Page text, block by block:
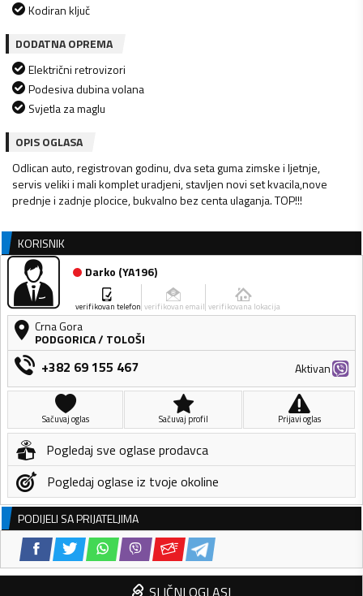
Kodiran ključ
DODATNA OPREMA
Električni retrovizori
Podesiva dubina volana
Svjetla za maglu
OPIS OGLASA
Odlican auto, registrovan godinu, dva seta guma zimske i ljetnje,
servis veliki i mali komplet uradjeni, stavljen novi set kvacila,nove
prednje i zadnje plocice, bukvalno bez centa ulaganja. TOP!!!
KORISNIK
Darko (YA196)
verifikovan telefon verifikovan email verifikovana lokacija
Crna Gora
PODGORICA/ TOLOŠI
+382 69 155 467 Aktivan
Sačuvaj oglas Sačuvaj profil Prijavi oglas
Pogledaj sve oglase prodavca
Pogledaj oglase iz tvoje okoline
PODIJELI SA PRIJATELJIMA